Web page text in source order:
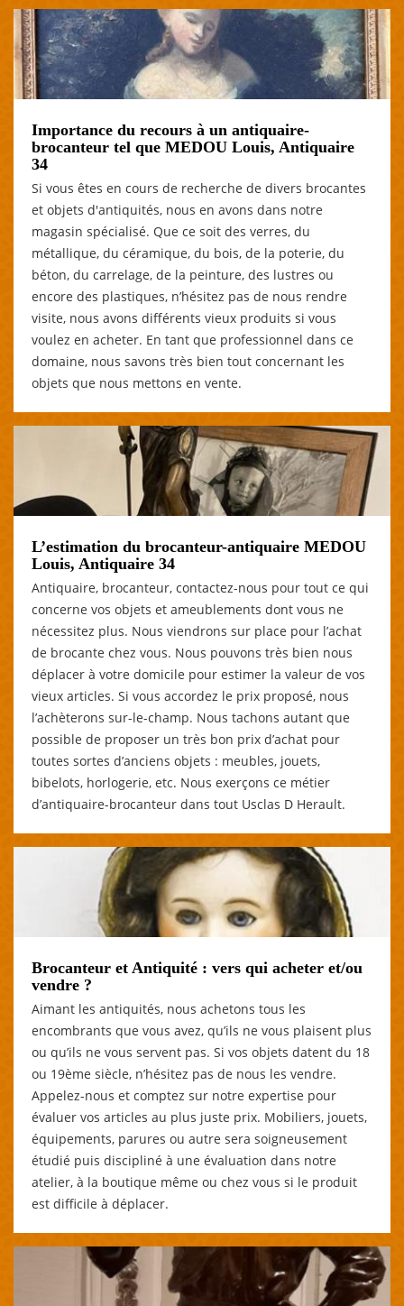
Importance du recours à un antiquaire-
brocanteur tel que MEDOU Louis, Antiquaire
34
Si vous êtes en cours de recherche de divers brocantes
et objets d'antiquités, nous en avons dans notre
magasin spécialisé. Que ce soit des verres, du
métallique, du céramique, du bois, de la poterie, du
béton, du carrelage, de la peinture, des lustres ou
encore des plastiques, n’hésitez pas de nous rendre
visite, nous avons différents vieux produits si vous
voulez en acheter. En tant que professionnel dans ce
domaine, nous savons très bien tout concernant les
objets que nous mettons en vente.
L’estimation du brocanteur-antiquaire MEDOU
Louis, Antiquaire 34
Antiquaire, brocanteur, contactez-nous pour tout ce qui
concerne vos objets et ameublements dont vous ne
nécessitez plus. Nous viendrons sur place pour l’achat
de brocante chez vous. Nous pouvons très bien nous
déplacer à votre domicile pour estimer la valeur de vos
vieux articles. Si vous accordez le prix proposé, nous
l’achèterons sur-le-champ. Nous tachons autant que
possible de proposer un très bon prix d’achat pour
toutes sortes d’anciens objets : meubles, jouets,
bibelots, horlogerie, etc. Nous exerçons ce métier
d’antiquaire-brocanteur dans tout Usclas D Herault.
Brocanteur et Antiquité : vers qui acheter et/ou
vendre ?
Aimant les antiquités, nous achetons tous les
encombrants que vous avez, qu’ils ne vous plaisent plus
ou qu’ils ne vous servent pas. Si vos objets datent du 18
ou 19ème siècle, n’hésitez pas de nous les vendre.
Appelez-nous et comptez sur notre expertise pour
évaluer vos articles au plus juste prix. Mobiliers, jouets,
équipements, parures ou autre sera soigneusement
étudié puis discipliné à une évaluation dans notre
atelier, à la boutique même ou chez vous si le produit
est difficile à déplacer.